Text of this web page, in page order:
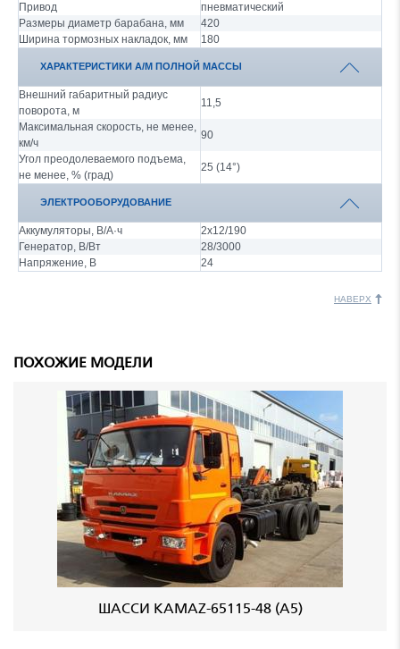
Привод
пневматический
Размеры диаметр барабана, мм
420
Ширина тормозных накладок, мм
180
ХАРАКТЕРИСТИКИ А/М ПОЛНОЙ МАССЫ
Внешний габаритный радиус
поворота, м
11,5
Максимальная скорость, не менее,
км/ч
90
Угол преодолеваемого подъема,
не менее, % (град)
25 (14°)
ЭЛЕКТРООБОРУДОВАНИЕ
Аккумуляторы, В/А·ч
2х12/190
Генератор, В/Вт
28/3000
Напряжение, B
24
НАВЕРХ
ПОХОЖИЕ МОДЕЛИ
ШАССИ KAMAZ-65115-48 (A5)